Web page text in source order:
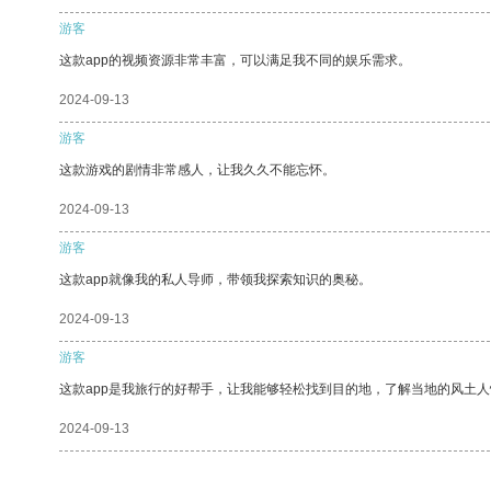
游客
这款app的视频资源非常丰富，可以满足我不同的娱乐需求。
2024-09-13
游客
这款游戏的剧情非常感人，让我久久不能忘怀。
2024-09-13
游客
这款app就像我的私人导师，带领我探索知识的奥秘。
2024-09-13
游客
这款app是我旅行的好帮手，让我能够轻松找到目的地，了解当地的风土
2024-09-13